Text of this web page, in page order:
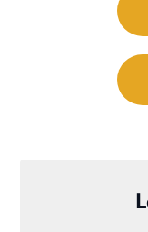
navigation